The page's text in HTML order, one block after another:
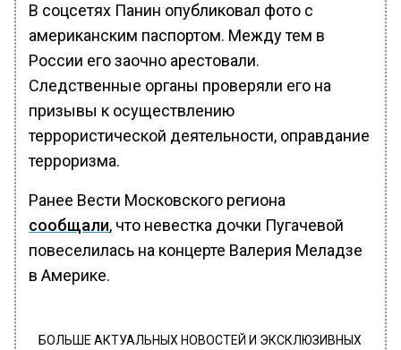
В соцсетях Панин опубликовал фото с
американским паспортом. Между тем в
России его заочно арестовали.
Следственные органы проверяли его на
призывы к осуществлению
террористической деятельности, оправдание
терроризма.
Ранее Вести Московского региона
сообщали, что невестка дочки Пугачевой
повеселилась на концерте Валерия Меладзе
в Америке.
БОЛЬШЕ АКТУАЛЬНЫХ НОВОСТЕЙ И ЭКСКЛЮЗИВНЫХ